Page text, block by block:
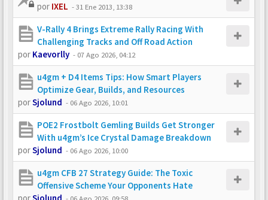
por IXEL -31 Ene 2013, 13:38
V-Rally 4 Brings Extreme Rally Racing With
Challenging Tracks and Off Road Action
por Kaevorlly - 07 Ago 2026, 04:12
u4gm + D4 Items Tips: How Smart Players
Optimize Gear, Builds, and Resources
porSjolund - 06 Ago 2026, 10:01
POE2 Frostbolt Gemling Builds Get Stronger
With u4gm’s Ice Crystal Damage Breakdown
porSjolund - 06 Ago 2026, 10:00
u4gm CFB 27 Strategy Guide: The Toxic
Offensive Scheme Your Opponents Hate